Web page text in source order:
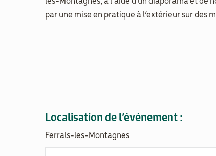
par une mise en pratique à l’extérieur sur des
Localisation de l’événement :
Ferrals-les-Montagnes